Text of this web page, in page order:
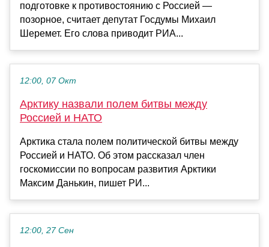
подготовке к противостоянию с Россией —
позорное, считает депутат Госдумы Михаил
Шеремет. Его слова приводит РИА...
12:00, 07 Окт
Арктику назвали полем битвы между
Россией и НАТО
Арктика стала полем политической битвы между
Россией и НАТО. Об этом рассказал член
госкомиссии по вопросам развития Арктики
Максим Данькин, пишет РИ...
12:00, 27 Сен